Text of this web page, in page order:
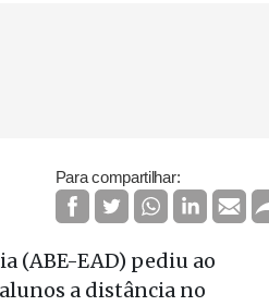
Para compartilhar:
(ABE-EAD) pediu ao
a distância no